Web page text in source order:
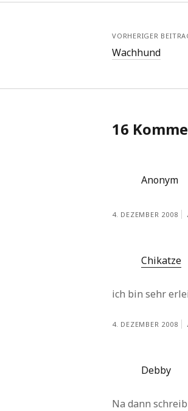
VORHERIGER
Wachhund
16
Anonym
4. DEZEMBER 2008
Chikatze
ich bin sehr
4. DEZEMBER 2008
Debby
Na dann